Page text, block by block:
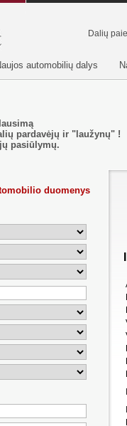
Dalių
automobilių dalys
pardavėjų ir "laužynų" !
pasiūlymų.
duomenys